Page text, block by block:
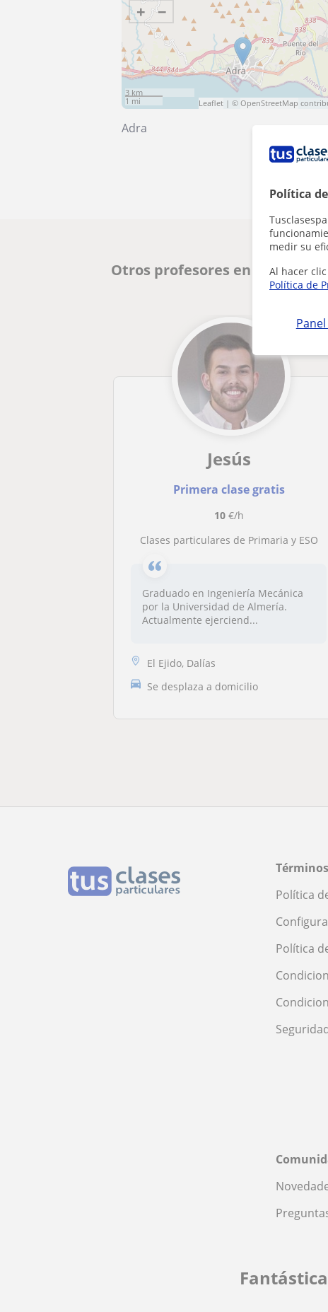
Política
medir su
Al hacer
Política de
+ −
3 km
1 mi
Leaflet | ©OpenStreetMap
Adra
Otros profesores en Adra
Jesús
Primera clase gratis
10€/h
Clases particulares de Primaria y ESO
Graduado en Ingeniería Mecánica
por la Universidad de Almería.
Actualmente ejerciend...
El Ejido, Dalías
Se desplaza a domicilio
Política
Política
Fantástica